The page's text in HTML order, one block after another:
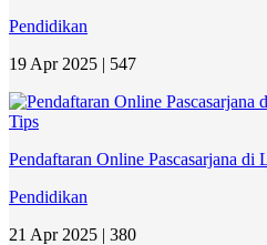
Pendidikan
19 Apr 2025 | 547
Pendaftaran Online Pascasarjana di
Pendidikan
21 Apr 2025 | 380